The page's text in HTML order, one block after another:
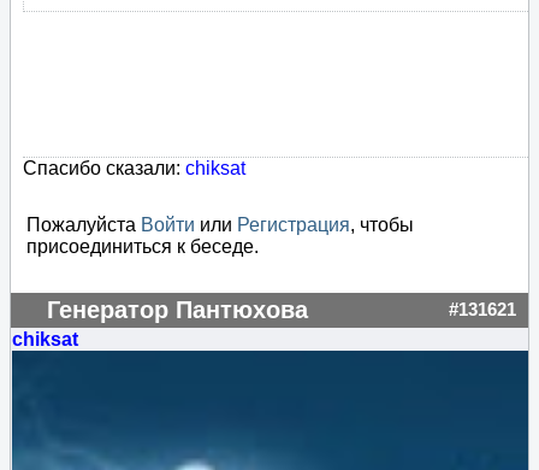
Спасибо сказали: chiksat
Пожалуйста Войти или Регистрация, чтобы
присоединиться к беседе.
Генератор Пантюхова #131621
chiksat